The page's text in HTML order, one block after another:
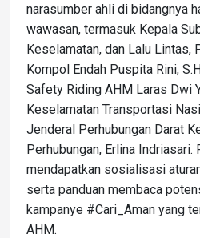
narasumber ahli di bidangnya
wawasan, termasuk Kepala
Keselamatan, dan Lalu Lintas,
Kompol Endah Puspita Rini,
Safety Riding AHM Laras Dwi
Keselamatan Transportasi
Jenderal Perhubungan Darat
Perhubungan, Erlina Indriasari.
mendapatkan sosialisasi
serta panduan membaca
kampanye #Cari_Aman yang
AHM.